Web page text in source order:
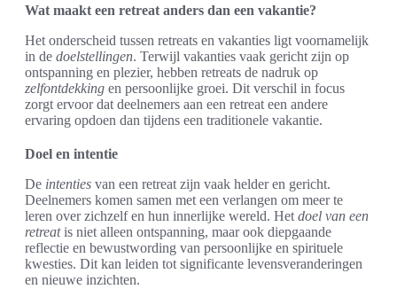
Wat maakt een retreat anders dan een vakantie?
Het onderscheid tussen retreats en vakanties ligt voornamelijk
in de doelstellingen. Terwijl vakanties vaak gericht zijn op
ontspanning en plezier, hebben retreats de nadruk op
zelfontdekking en persoonlijke groei. Dit verschil in focus
zorgt ervoor dat deelnemers aan een retreat een andere
ervaring opdoen dan tijdens een traditionele vakantie.
Doel en intentie
De intenties van een retreat zijn vaak helder en gericht.
Deelnemers komen samen met een verlangen om meer te
leren over zichzelf en hun innerlijke wereld. Het doel van een
retreatis niet alleen ontspanning, maar ook diepgaande
reflectie en bewustwording van persoonlijke en spirituele
kwesties. Dit kan leiden tot significante levensveranderingen
en nieuwe inzichten.